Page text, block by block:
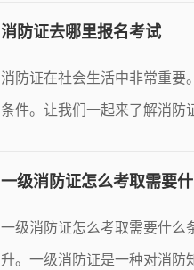
消防证去哪里报名考试
消防证在社会生活中非常重要
条件。让我们一起来了解消防
一级消防证怎么考取需要
一级消防证怎么考取需要什么
升。一级消防证是一种对消防